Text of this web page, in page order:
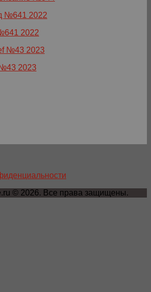
2022
2023
© 2026. Все права защищены.